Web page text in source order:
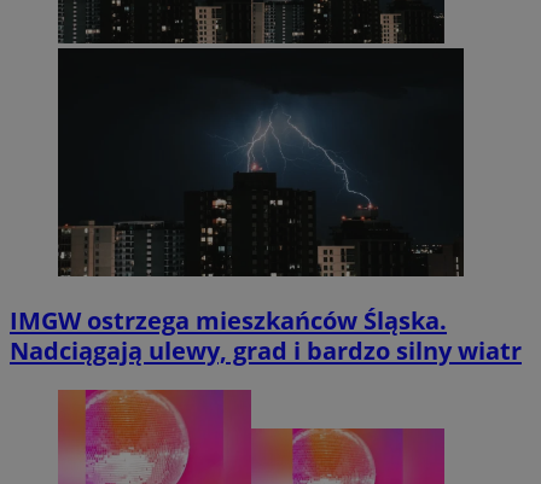
IMGW ostrzega mieszkańców Śląska.
Nadciągają ulewy, grad i bardzo silny wiatr